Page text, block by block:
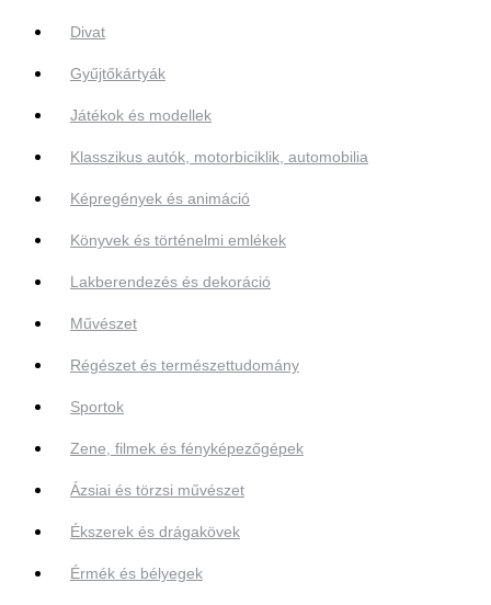
Divat
Gyűjtőkártyák
Játékok és modellek
Klasszikus autók, motorbiciklik, automobilia
Képregények és animáció
Könyvek és történelmi emlékek
Lakberendezés és dekoráció
Művészet
Régészet és természettudomány
Sportok
Zene, filmek és fényképezőgépek
Ázsiai és törzsi művészet
Ékszerek és drágakövek
Érmék és bélyegek